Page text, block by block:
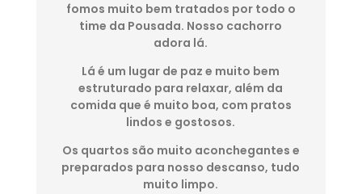
fomos muito bem tratados por todo o
time da Pousada. Nosso cachorro
adora lá.
Lá é um lugar de paz e muito bem
estruturado para relaxar, além da
comida que é muito boa, com pratos
lindos e gostosos.
Os quartos são muito aconchegantes e
preparados para nosso descanso, tudo
muito limpo.